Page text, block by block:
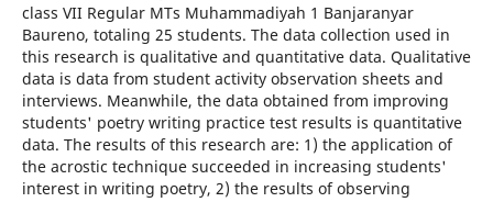
class VII Regular MTs Muhammadiyah 1 Banjaranyar
Baureno, totaling 25 students. The data collection used in
this research is qualitative and quantitative data. Qualitative
data is data from student activity observation sheets and
interviews. Meanwhile, the data obtained from improving
students' poetry writing practice test results is quantitative
data. The results of this research are: 1) the application of
the acrostic technique succeeded in increasing students'
interest in writing poetry, 2) the results of observing